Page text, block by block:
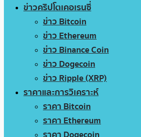
ข่าวคริปโตเคอเรนซี่
ข่าว Bitcoin
ข่าว Ethereum
ข่าว Binance Coin
ข่าว Dogecoin
ข่าว Ripple (XRP)
ราคาและการวิเคราะห์
ราคา Bitcoin
ราคา Ethereum